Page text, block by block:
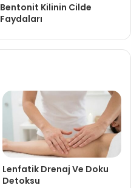
Bentonit Kilinin Cilde
Faydaları
Lenfatik Drenaj Ve Doku
Detoksu